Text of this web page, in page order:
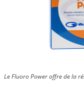
Le Fluoro Power offre de la